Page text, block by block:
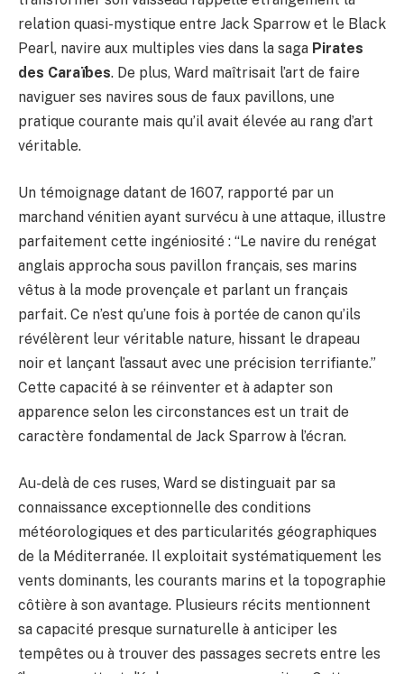
relation quasi-mystique entre Jack Sparrow et le Black
Pearl, navire aux multiples vies dans la saga Pirates
des Caraïbes. De plus, Ward maîtrisait l’art de faire
naviguer ses navires sous de faux pavillons, une
pratique courante mais qu’il avait élevée au rang d’art
véritable.
Un témoignage datant de 1607, rapporté par un
marchand vénitien ayant survécu à une attaque, illustre
parfaitement cette ingéniosité : “Le navire du renégat
anglais approcha sous pavillon français, ses marins
vêtus à la mode provençale et parlant un français
parfait. Ce n’est qu’une fois à portée de canon qu’ils
révélèrent leur véritable nature, hissant le drapeau
noir et lançant l’assaut avec une précision terrifiante.”
Cette capacité à se réinventer et à adapter son
apparence selon les circonstances est un trait de
caractère fondamental de Jack Sparrow à l’écran.
Au-delà de ces ruses, Ward se distinguait par sa
connaissance exceptionnelle des conditions
météorologiques et des particularités géographiques
de la Méditerranée. Il exploitait systématiquement les
vents dominants, les courants marins et la topographie
côtière à son avantage. Plusieurs récits mentionnent
sa capacité presque surnaturelle à anticiper les
tempêtes ou à trouver des passages secrets entre les